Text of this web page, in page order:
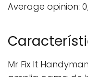
Average opinion:
Mr Fix It